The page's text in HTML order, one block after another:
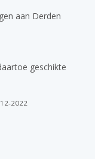
aan Derden
geschikte
2022